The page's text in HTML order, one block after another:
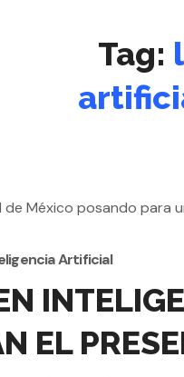
Tag:
Artificial
EL